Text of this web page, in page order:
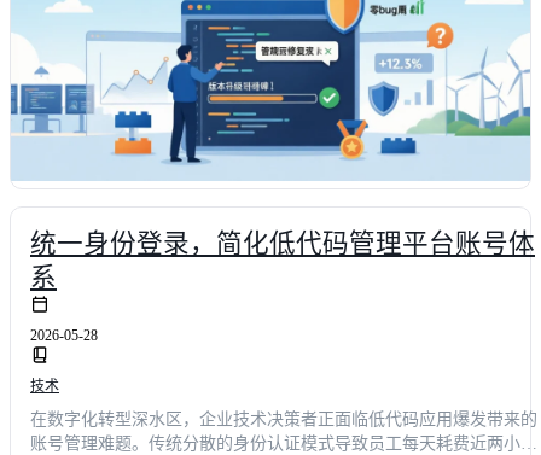
统一身份登录，简化低代码管理平台账号体
系
2026-05-28
技术
在数字化转型深水区，企业技术决策者正面临低代码应用爆发带来的
账号管理难题。传统分散的身份认证模式导致员工每天耗费近两小时